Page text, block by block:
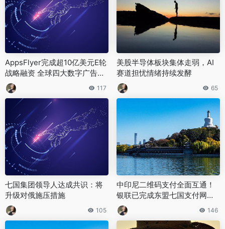
AppsFlyer完成超10亿美元E轮
战略融资 全球四大数字广告巨
头联合领投 估值升至27亿美元117
美股半导体板块集体走弱，AI
赛道担忧情绪持续发酵
65
七国集团领导人达成共识：将
升级对俄施压措施
105
中印尼二维码支付全面互通！
银联已完成东盟七国支付网络
互联
146